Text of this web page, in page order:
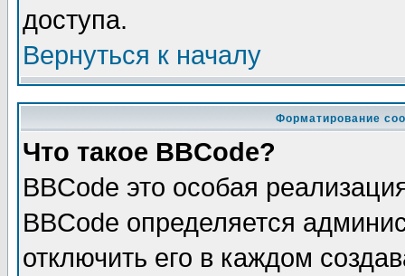
доступа.
Вернуться к началу
Форматирование
Что такое BBCode?
BBCode это особая
BBCode определяется
отключить его в каждом